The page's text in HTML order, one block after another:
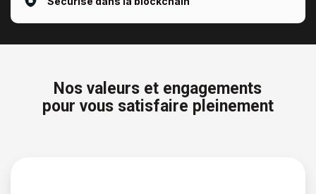
Nos valeurs et engagements
pour vous satisfaire pleinement